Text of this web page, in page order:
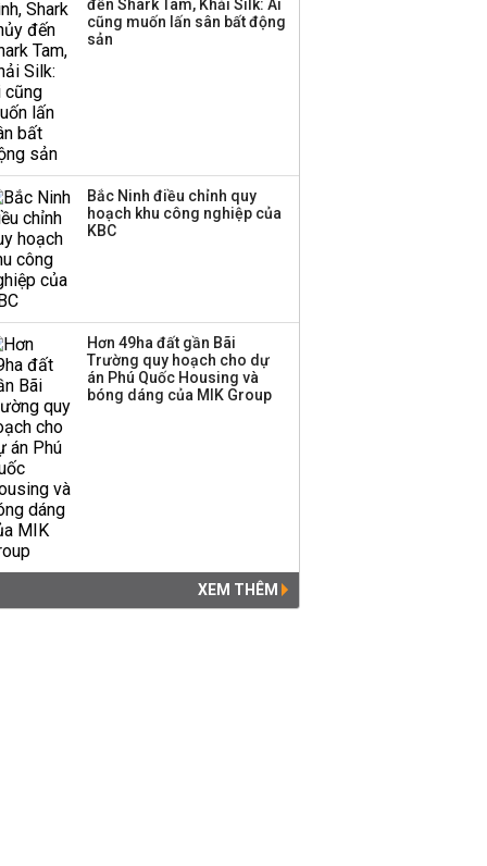
Hướng dẫn tra cứu điểm thi
vào lớp 10 Hà Nội năm 2018
đến Shark Tam, Khải Silk: Ai
cũng muốn lấn sân bất động
sản
Bắc Ninh điều chỉnh quy
hoạch khu công nghiệp của
KBC
Hơn 49ha đất gần Bãi
Trường quy hoạch cho dự
án Phú Quốc Housing và
bóng dáng của MIK Group
XEM THÊM